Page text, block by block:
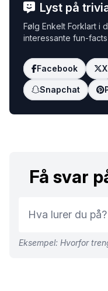
Lyst på
Følg Enkelt Forklart i
interessante fun-
Facebook X
Snapchat
Få svar
Eksempel: Hvorfor